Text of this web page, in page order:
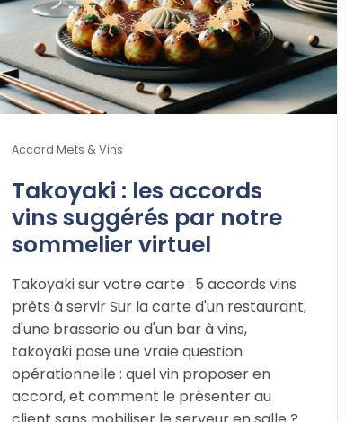
Accord Mets & Vins
Takoyaki : les accords
vins suggérés par notre
sommelier virtuel
Takoyaki sur votre carte : 5 accords vins
prêts à servir Sur la carte d'un restaurant,
d'une brasserie ou d'un bar à vins,
takoyaki pose une vraie question
opérationnelle : quel vin proposer en
accord, et comment le présenter au